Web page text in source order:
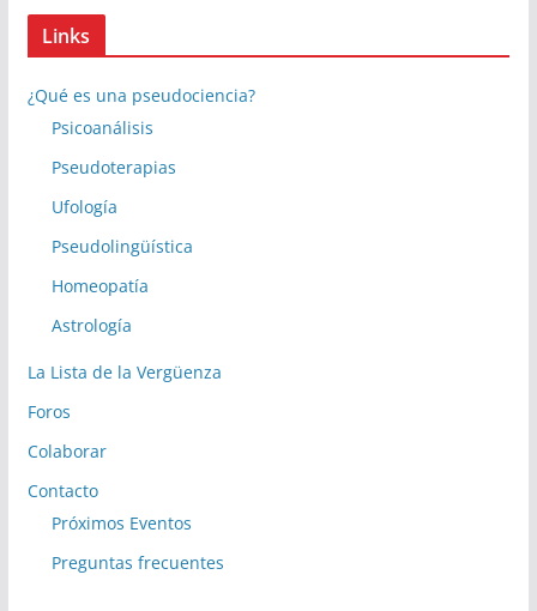
Links
¿Qué es una pseudociencia?
Psicoanálisis
Pseudoterapias
Ufología
Pseudolingüística
Homeopatía
Astrología
La Lista de la Vergüenza
Foros
Colaborar
Contacto
Próximos Eventos
Preguntas frecuentes